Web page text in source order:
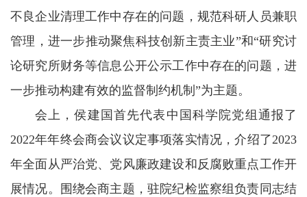
不良企业清理工作中存在的问题，规范科研人员兼职
管理，进一步推动聚焦科技创新主责主业”和“研究讨
论研究所财务等信息公开公示工作中存在的问题，进
一步推动构建有效的监督制约机制”为主题。
会上，侯建国首先代表中国科学院党组通报了
2022年年终会商会议议定事项落实情况，介绍了2023
年全面从严治党、党风廉政建设和反腐败重点工作开
展情况。围绕会商主题，驻院纪检监察组负责同志结